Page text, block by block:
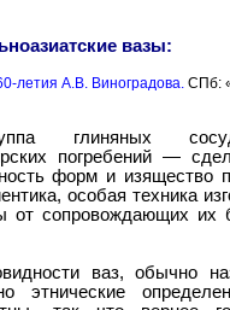
вазы:
летия А.В. Виноградова. СПб:
глиняных
погребений —
форм и изящество
особая техника
от сопровождающих их
ваз, обычно
этнические